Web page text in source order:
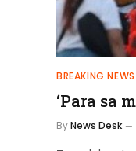
BREAKING NEWS
‘Para sa
ByNews Desk